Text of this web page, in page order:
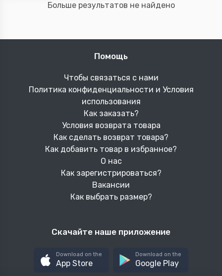
Больше результатов не найдено
Помощь
Чтобы связаться с нами
Политика конфиденциальности и Условия
использования
Как заказать?
Условия возврата товара
Как сделать возврат товара?
Как добавить товар в избранное?
О нас
Как зарегистрироваться?
Вакансии
Как выбрать размер?
Скачайте наше приложение
Download on the
App Store
Download on the
Google Play